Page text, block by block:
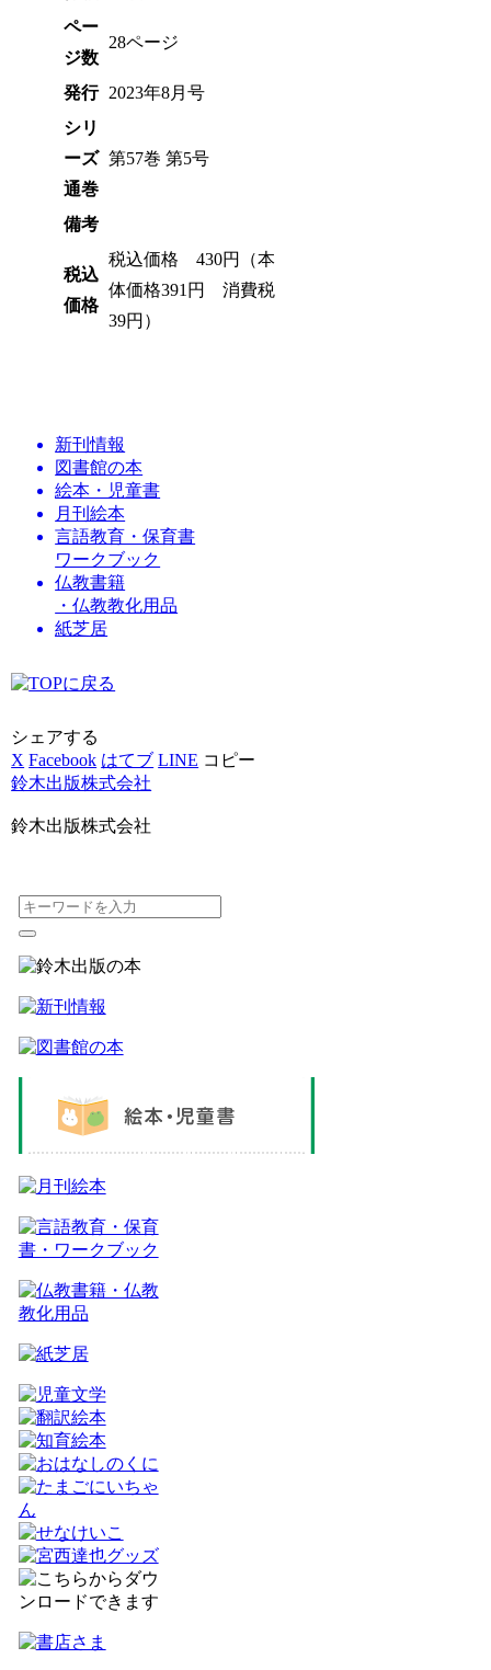
ペー
ジ数
28ページ
発行 2023年8月号
シリ
ーズ
通巻
第57巻 第5号
備考
税込
価格
税込価格 430円（本
体価格391円 消費税
39円）
新刊情報
図書館の本
絵本・児童書
月刊絵本
言語教育・保育書
ワークブック
仏教書籍
・仏教教化用品
紙芝居
シェアする
X Facebook はてブ LINE コピー
鈴木出版株式会社
鈴木出版株式会社